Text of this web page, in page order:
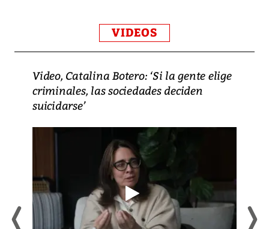
VIDEOS
Video, Catalina Botero: ‘Si la gente elige
criminales, las sociedades deciden
suicidarse’